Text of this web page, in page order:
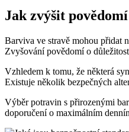
Jak zvýšit
Barviva ve stravě mohou přidat
Zvyšování povědomí o
Vzhledem k tomu, že některá
Existuje několik bezpečných
Výběr potravin s přirozenými
doporučení o maximálním